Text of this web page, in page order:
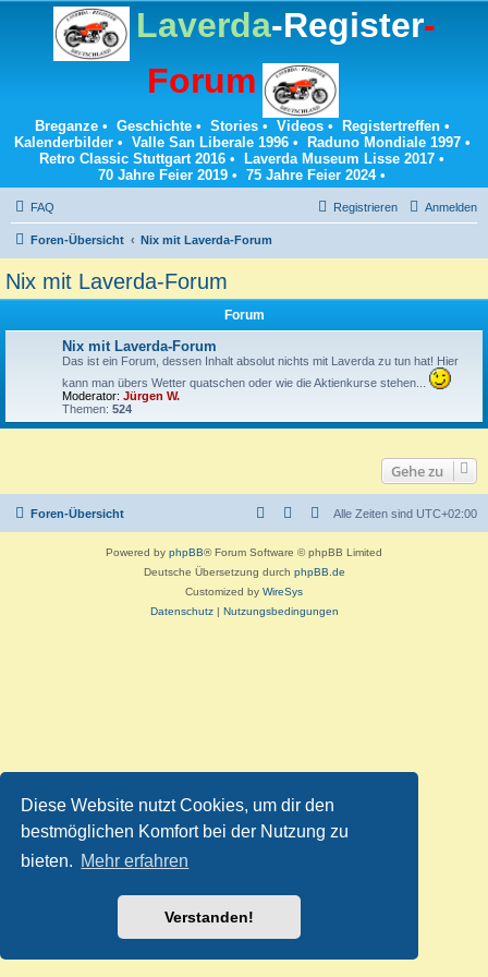
Diese Website nutzt Cookies, um dir den
bestmöglichen Komfort bei der Nutzung zu
bieten. Mehr erfahren
Verstanden!
Laverda-Register-
Forum
Breganze• Geschichte• Stories• Videos• Registertreffen•
Kalenderbilder• Valle San Liberale 1996• Raduno Mondiale 1997•
Retro Classic Stuttgart 2016 • Laverda Museum Lisse 2017 •
70 Jahre Feier 2019 • 75 Jahre Feier 2024•
FAQ Anmelden
Registrieren
Foren-Übersicht Nix mit Laverda-Forum
Nix mit Laverda-Forum
Forum
Nix mit Laverda-Forum
Das ist ein Forum, dessen Inhalt absolut nichts mit Laverda zu tun hat! Hier
kann man übers Wetter quatschen oder wie die Aktienkurse stehen...
Moderator: Jürgen W.
Themen: 524
Gehe zu
Foren-Übersicht Alle Zeiten sind UTC+02:00
Powered by phpBB® Forum Software © phpBB Limited
Deutsche Übersetzung durch phpBB.de
Customized by WireSys
Datenschutz| Nutzungsbedingungen